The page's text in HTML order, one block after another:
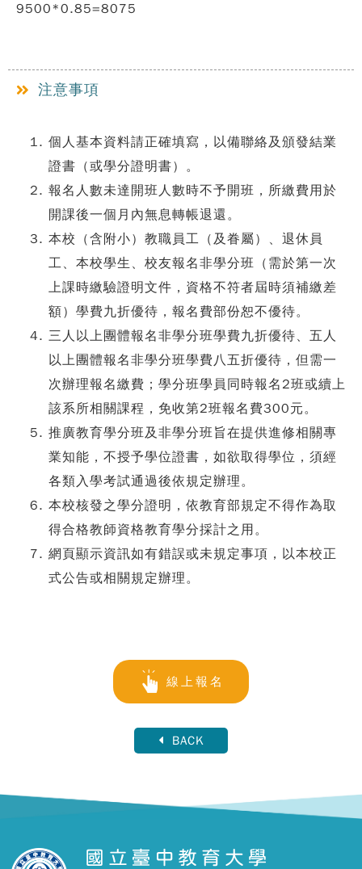
9500*0.85=8075
注意事項
個人基本資料請正確填寫，以備聯絡及頒發結業
證書（或學分證明書）。
報名人數未達開班人數時不予開班，所繳費用於
開課後一個月內無息轉帳退還。
本校（含附小）教職員工（及眷屬）、退休員
工、本校學生、校友報名非學分班（需於第一次
上課時繳驗證明文件，資格不符者屆時須補繳差
額）學費九折優待，報名費部份恕不優待。
三人以上團體報名非學分班學費九折優待、五人
以上團體報名非學分班學費八五折優待，但需一
次辦理報名繳費；學分班學員同時報名2班或續上
該系所相關課程，免收第2班報名費300元。
推廣教育學分班及非學分班旨在提供進修相關專
業知能，不授予學位證書，如欲取得學位，須經
各類入學考試通過後依規定辦理。
本校核發之學分證明，依教育部規定不得作為取
得合格教師資格教育學分採計之用。
網頁顯示資訊如有錯誤或未規定事項，以本校正
式公告或相關規定辦理。
線上報名
BACK